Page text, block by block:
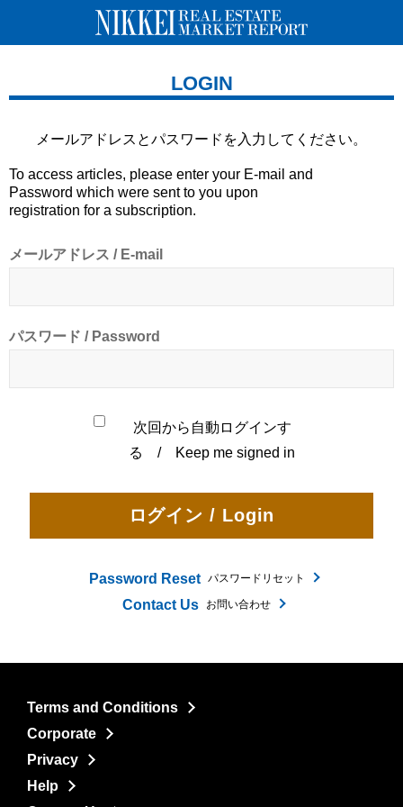
LOGIN
メールアドレスとパスワードを 入力してください。
To access articles, please enter your E-mail and
Password which were sent to you upon
registration for a subscription.
メールアドレス / E-mail
パスワード / Password
次回から自動ログインす
る / Keep me signed in
Password Reset パスワードリセット
Contact Us お問い合わせ
Terms and Conditions
Corporate
Privacy
Help